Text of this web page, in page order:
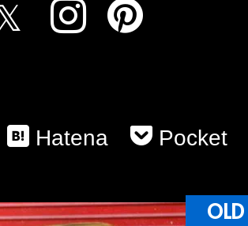
Hatena Pocket